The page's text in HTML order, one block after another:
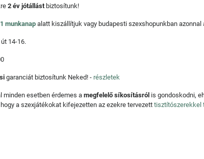
2 év jótállást biztosítunk!
1 munkanap alatt kiszállítjuk vagy budapesti szexshopunkban azonnal
14-16.
garanciát biztosítunk Neked! - részletek
minden esetben érdemes a megfelelő síkosításról is gondoskodni,
a szexjátékokat kifejezetten az ezekre tervezett tisztítószerekkel